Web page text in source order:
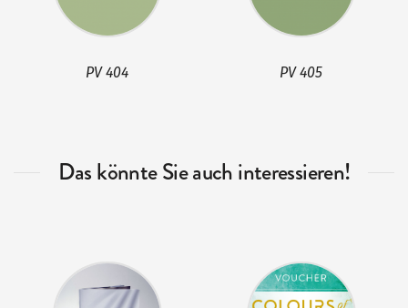
PV 404 PV 405
Das könnte Sie auch interessieren!